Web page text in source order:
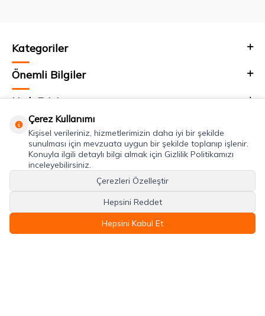
Kategoriler
Önemli Bilgiler
Hızlı Erişim
Adres & İletişim
Çerez Kullanımı
Kişisel verileriniz, hizmetlerimizin daha iyi bir şekilde
sunulması için mevzuata uygun bir şekilde toplanıp işlenir.
Konuyla ilgili detaylı bilgi almak için Gizlilik Politikamızı
inceleyebilirsiniz.
Çerezleri Özelleştir
Hepsini Reddet
Hepsini Kabul Et